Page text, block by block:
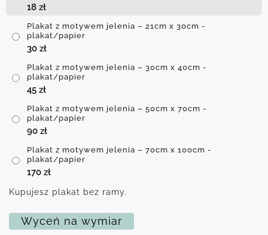
18 zł
Plakat z motywem jelenia – 21cm x 30cm -
plakat/papier
30 zł
Plakat z motywem jelenia – 30cm x 40cm -
plakat/papier
45 zł
Plakat z motywem jelenia – 50cm x 70cm -
plakat/papier
90 zł
Plakat z motywem jelenia – 70cm x 100cm -
plakat/papier
170 zł
Kupujesz plakat bez ramy.
Wyceń na wymiar